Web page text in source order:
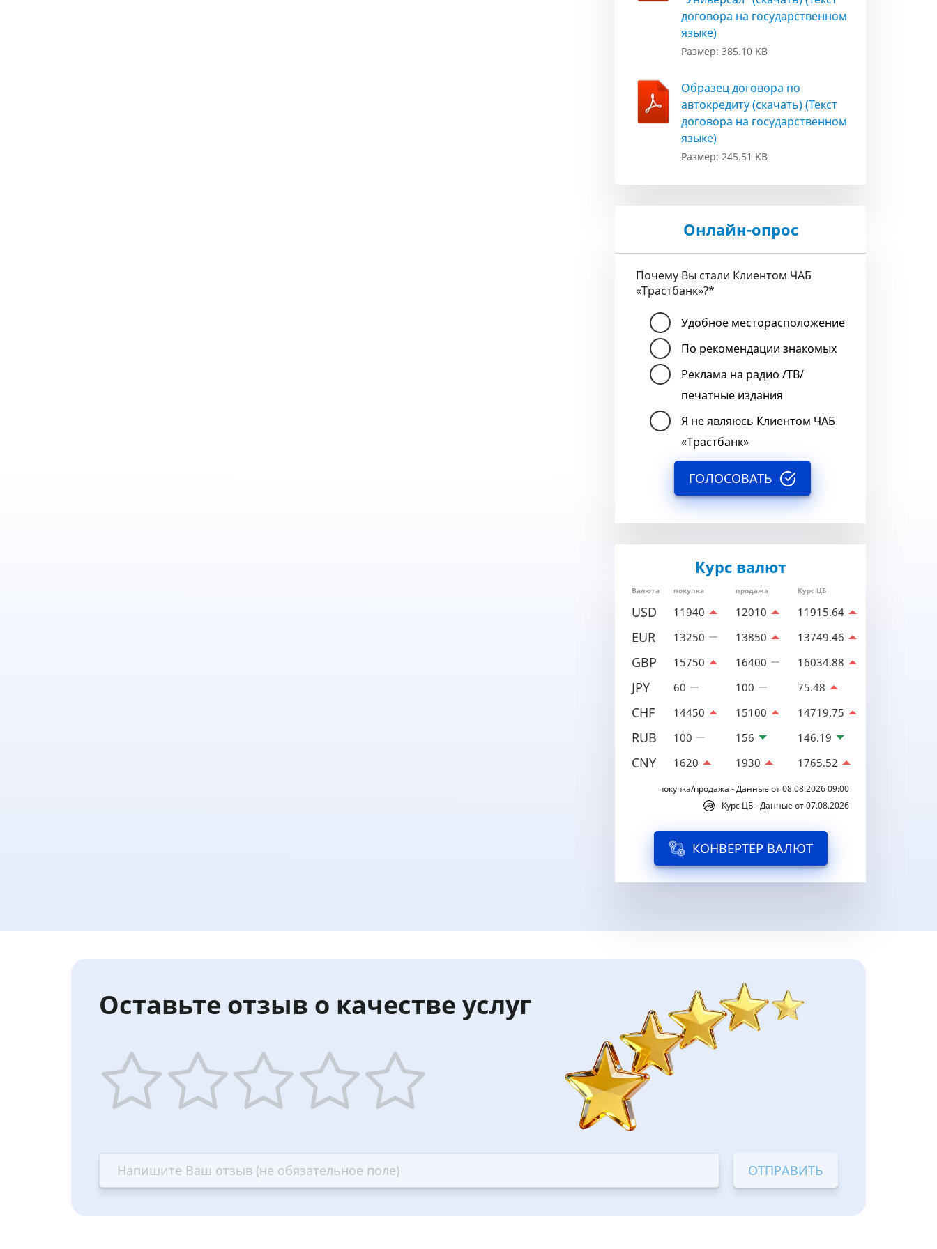
договора на государственном
языке)
Размер: 385.10 KB
Образец договора по
автокредиту (скачать) (Текст
договора на государственном
языке)
Размер: 245.51 KB
Онлайн-опрос
Почему Вы стали Клиентом ЧАБ
«Трастбанк»?*
Удобное месторасположение
По рекомендации знакомых
Реклама на радио /ТВ/
печатные издания
Я не являюсь Клиентом ЧАБ
«Трастбанк»
ГОЛОСОВАТЬ
Курс валют
Валюта покупка продажа Курс ЦБ
USD 11940 12010 11915.64
EUR 13250 13850 13749.46
GBP 15750 16400 16034.88
JPY 60 100 75.48
CHF 14450 15100 14719.75
RUB 100 156 146.19
CNY 1620 1930 1765.52
покупка/продажа - Данные от 08.08.2026 09:00
Курс ЦБ - Данные от 07.08.2026
КОНВЕРТЕР ВАЛЮТ
Оставьте отзыв о качестве услуг
Terrible
Bad
OK
Good
Excellent